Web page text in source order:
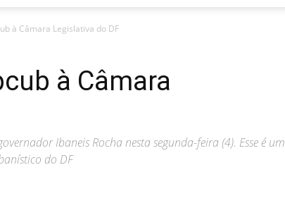
à Câmara Legislativa do DF
à Câmara
Ibaneis Rocha nesta segunda-feira (4). Esse é um
do DF